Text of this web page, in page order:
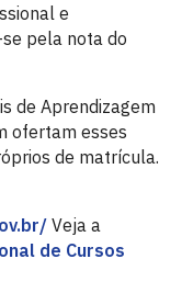
e
se pela nota do
de Aprendizagem
ofertam esses
de matrícula.
Veja a
de Cursos